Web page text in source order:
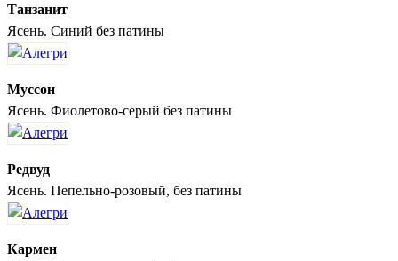
Танзанит
Ясень. Синий без патины
Муссон
Ясень. Фиолетово-серый без патины
Редвуд
Ясень. Пепельно-розовый, без патины
Кармен